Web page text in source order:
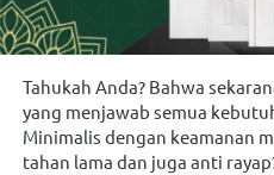
Tahukah Anda? Bahwa
yang menjawab semua
Minimalis dengan keamanan
tahan lama dan juga anti